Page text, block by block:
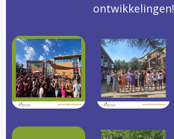
ontwikkelingen!